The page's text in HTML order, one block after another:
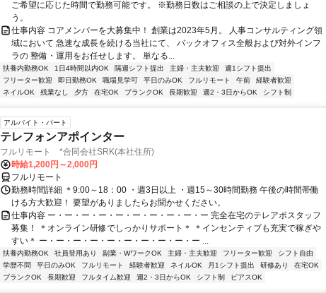
ご希望に応じた時間で勤務可能です。 ※勤務日数はご相談の上で決定しましょ
う。
仕事内容 コアメンバーを大募集中！ 創業は2023年5月。 人事コンサルティング領
域において 急速な成長を続ける当社にて、 バックオフィス全般および対外インフ
ラの 整備・運用をお任せします。 単なる...
扶養内勤務OK 1日4時間以内OK 隔週シフト提出 主婦・主夫歓迎
週1シフト提出
フリーター歓迎
即日勤務OK 職場見学可 平日のみOK フルリモート 午前
経験者歓迎
ネイルOK
残業なし 夕方 在宅OK ブランクOK 長期歓迎 週2・3日からOK シフト制
アルバイト・パート
テレフォンアポインター
フルリモート *合同会社SRK(本社住所)
時給1,200円～2,000円
フルリモート
勤務時間詳細 ＊9:00～18：00 ・週3日以上 ・週15～30時間勤務 午後の時間帯働
ける方大歓迎！ 要望がありましたらお聞かせください。
仕事内容 ー・ー・ー・ー・ー・ー・ー・ー・ー・ー 完全在宅のテレアポスタッフ
募集！ ＊オンライン研修でしっかりサポート＊ ＊インセンティブも充実で稼ぎや
すい＊ ー・ー・ー・ー・ー・ー・ー・ー・ー・ー ...
扶養内勤務OK 社員登用あり 副業・WワークOK 主婦・主夫歓迎 フリーター歓迎
シフト自由
学歴不問
平日のみOK フルリモート 経験者歓迎 ネイルOK 月1シフト提出 研修あり
在宅OK
ブランクOK
長期歓迎 フルタイム歓迎 週2・3日からOK シフト制 ピアスOK